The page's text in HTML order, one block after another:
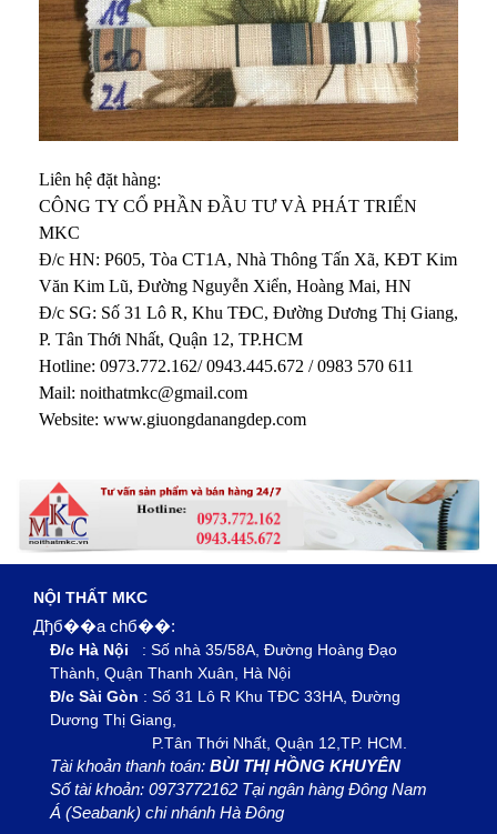
Liên hệ đặt hàng:
CÔNG TY CỔ PHẦN ĐẦU TƯ VÀ PHÁT TRIỂN
MKC
Đ/c HN: P605, Tòa CT1A, Nhà Thông Tấn Xã, KĐT Kim
Văn Kim Lũ, Đường Nguyễn Xiển, Hoàng Mai, HN
Đ/c SG: Số 31 Lô R, Khu TĐC, Đường Dương Thị Giang,
P. Tân Thới Nhất, Quận 12, TP.HCM
Hotline: 0973.772.162/ 0943.445.672 / 0983 570 611
Mail: noithatmkc@gmail.com
Website: www.giuongdanangdep.com
NỘI THẤT MKC
Дђб��a chб��:
Đ/c Hà Nội : Số nhà 35/58A, Đường Hoàng Đạo
Thành, Quận Thanh Xuân, Hà Nội
Đ/c Sài Gòn : Số 31 Lô R Khu TĐC 33HA, Đường
Dương Thị Giang,
P.Tân Thới Nhất, Quận 12,TP. HCM.
Tài khoản thanh toán: BÙI THỊ HỒNG KHUYÊN
Số tài khoản: 0973772162 Tại ngân hàng Đông Nam
Á (Seabank) chi nhánh Hà Đông